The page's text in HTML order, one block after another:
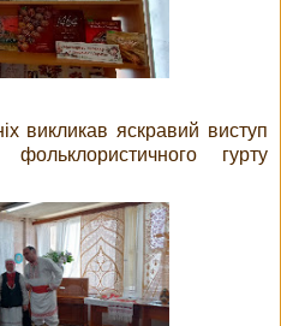
викликав яскравий виступ
фольклористичного гурту